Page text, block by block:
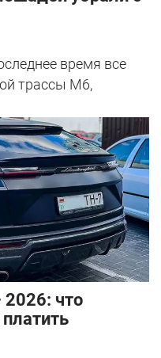
время все
трассы М6,
2026: что